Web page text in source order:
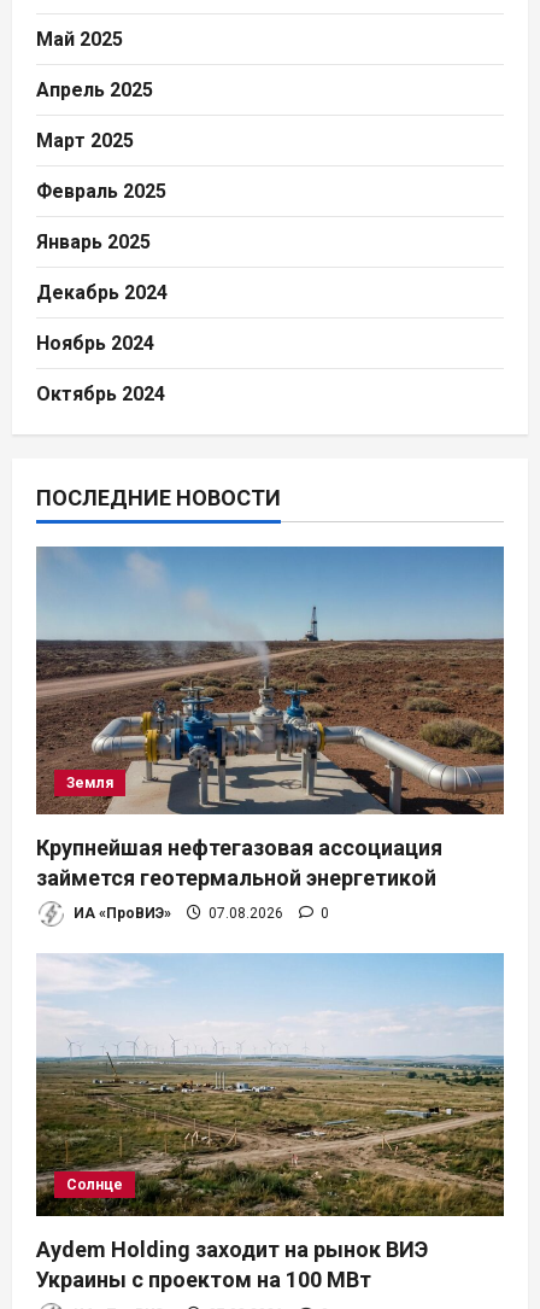
Май 2025
Апрель 2025
Март 2025
Февраль 2025
Январь 2025
Декабрь 2024
Ноябрь 2024
Октябрь 2024
ПОСЛЕДНИЕ НОВОСТИ
Земля
Крупнейшая нефтегазовая ассоциация
займется геотермальной энергетикой
ИА «ПроВИЭ» 07.08.2026 0
Солнце
Aydem Holding заходит на рынок ВИЭ
Украины с проектом на 100 МВт